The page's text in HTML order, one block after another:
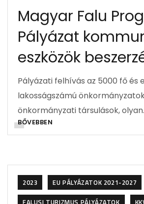
Magyar Falu
Pályázat
eszközök
Pályázati felhívás az 5000 fő és
lakosságszámú
önkormányzati társulások,
BŐVEBBEN
2023
EU PÁLYÁZATOK 2021-2027
FALUSI TURIZMUS PÁLYÁZATOK